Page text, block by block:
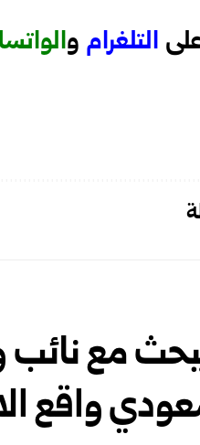
التلغرام و
مع نائب
واقع